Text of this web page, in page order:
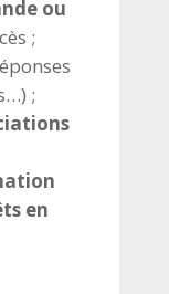
ou
;
;
en